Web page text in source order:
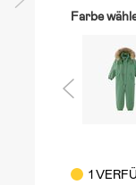
Farbe
1